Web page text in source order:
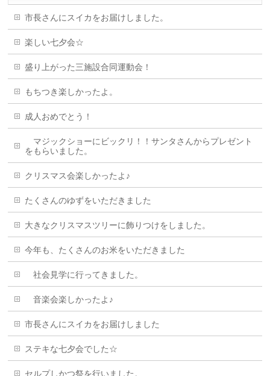
市長さんにスイカをお届けしました。
楽しい七夕会☆
盛り上がった三施設合同運動会！
もちつき楽しかったよ。
成人おめでとう！
マジックショーにビックリ！！サンタさんからプレゼント
をもらいました。
クリスマス会楽しかったよ♪
たくさんのゆずをいただきました
大きなクリスマスツリーに飾りつけをしました。
今年も、たくさんのお米をいただきました
社会見学に行ってきました。
音楽会楽しかったよ♪
市長さんにスイカをお届けしました
ステキな七夕会でした☆
セルプしかつ祭を行いました。